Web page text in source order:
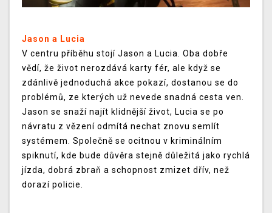
Jason a Lucia
V centru příběhu stojí Jason a Lucia. Oba dobře
vědí, že život nerozdává karty fér, ale když se
zdánlivě jednoduchá akce pokazí, dostanou se do
problémů, ze kterých už nevede snadná cesta ven.
Jason se snaží najít klidnější život, Lucia se po
návratu z vězení odmítá nechat znovu semlít
systémem. Společně se ocitnou v kriminálním
spiknutí, kde bude důvěra stejně důležitá jako rychlá
jízda, dobrá zbraň a schopnost zmizet dřív, než
dorazí policie.